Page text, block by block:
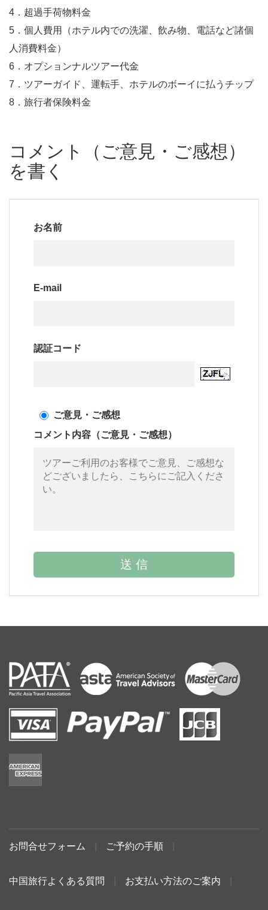
4．超過手荷物料金
5．個人費用（ホテル内での洗濯、飲み物、電話など諸個
人消費料金）
6．オプションナルツアー代金
7．ツアーガイド、運転手、ホテルのボーイに払うチップ
8．旅行者保険料金
コメント（ご意見・ご感想）
を書く
お名前
E-mail
認証コード
ご意見・ご感想
コメント内容（ご意見・ご感想）
お問合せフォーム ご予約の手順
中国旅行よくある質問 お支払い方法のご案内